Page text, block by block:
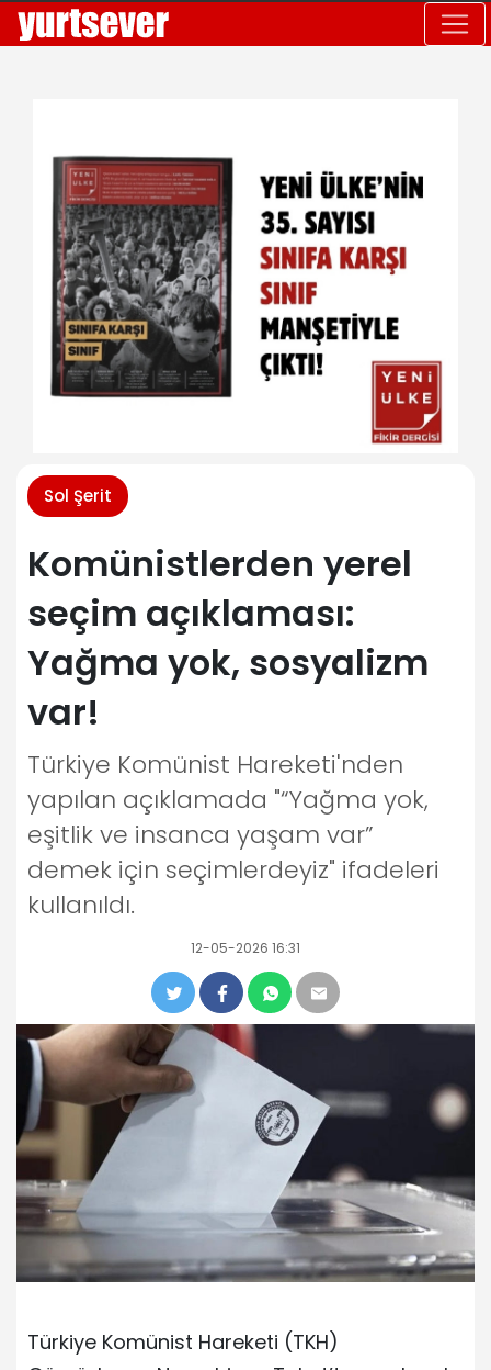
Sol Şerit
Komünistlerden yerel
seçim açıklaması:
Yağma yok, sosyalizm
var!
Türkiye Komünist Hareketi'nden
yapılan açıklamada "“Yağma yok,
eşitlik ve insanca yaşam var”
demek için seçimlerdeyiz" ifadeleri
kullanıldı.
12-05-2026 16:31
Türkiye Komünist Hareketi (TKH)